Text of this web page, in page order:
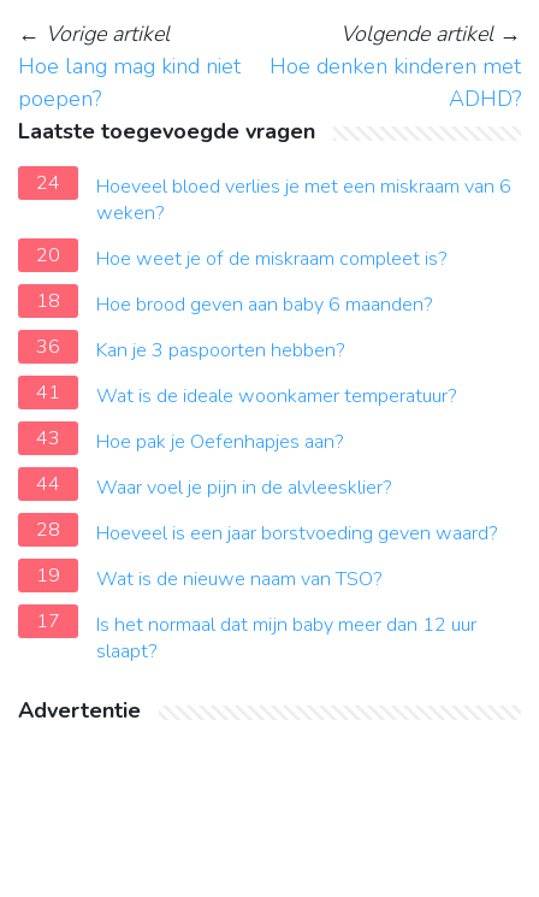
← Vorige artikel
Hoe lang mag kind niet
poepen?
Volgende artikel→
Hoe denken kinderen met
ADHD?
Laatste toegevoegde vragen
24
Hoeveel bloed verlies je met een miskraam van 6
weken?
20
Hoe weet je of de miskraam compleet is?
18
Hoe brood geven aan baby 6 maanden?
36
Kan je 3 paspoorten hebben?
41
Wat is de ideale woonkamer temperatuur?
43
Hoe pak je Oefenhapjes aan?
44
Waar voel je pijn in de alvleesklier?
28
Hoeveel is een jaar borstvoeding geven waard?
19
Wat is de nieuwe naam van TSO?
17
Is het normaal dat mijn baby meer dan 12 uur
slaapt?
Advertentie